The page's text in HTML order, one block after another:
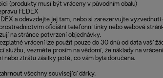
(produkty musí být vráceny v původním obalu)
FEDEX
a odevzdejte jej tam, nebo si zarezervujte vyzvednutí
oficiální telefonní linky nebo webové
na stránce potvrzení objednávky.
vrácení lze použít pouze do 30 dnů od data vaší
službu, vezměte prosím na vědomí, že náklady na
nebo ztrátu zásilky poté, co vám byla doručena.
všechny související dárky.